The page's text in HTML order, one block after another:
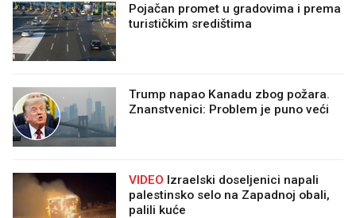
Pojačan promet u gradovima i prema
turističkim središtima
Trump napao Kanadu zbog požara.
Znanstvenici: Problem je puno veći
VIDEO
palestinsko selo na Zapadnoj obali,
palili kuće